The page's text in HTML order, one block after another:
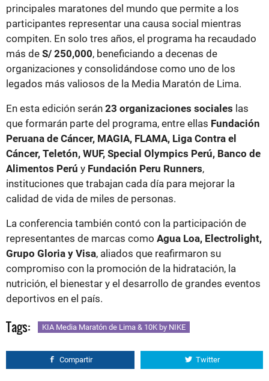
principales maratones del mundo que permite a los
participantes representar una causa social mientras
compiten. En solo tres años, el programa ha recaudado
más de S/ 250,000, beneficiando a decenas de
organizaciones y consolidándose como uno de los
legados más valiosos de la Media Maratón de Lima.
En esta edición serán 23 organizaciones sociales las
que formarán parte del programa, entre ellas Fundación
Peruana de Cáncer, MAGIA, FLAMA, Liga Contra el
Cáncer, Teletón, WUF, Special Olympics Perú, Banco de
Alimentos Perú y Fundación Peru Runners,
instituciones que trabajan cada día para mejorar la
calidad de vida de miles de personas.
La conferencia también contó con la participación de
representantes de marcas como Agua Loa, Electrolight,
Grupo Gloria y Visa, aliados que reafirmaron su
compromiso con la promoción de la hidratación, la
nutrición, el bienestar y el desarrollo de grandes eventos
deportivos en el país.
Tags: KIA Media Maratón de Lima & 10K by NIKE
Compartir Twitter